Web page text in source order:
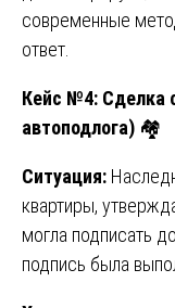
современные
ответ.
Кейс №4: Сделка
автоподлога) 🏘️
Ситуация:
квартиры,
могла подписать
подпись была